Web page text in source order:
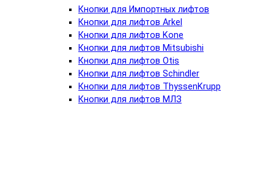
Кнопки для Импортных лифтов
Кнопки для лифтов Arkel
Кнопки для лифтов Kone
Кнопки для лифтов Mitsubishi
Кнопки для лифтов Otis
Кнопки для лифтов Schindler
Кнопки для лифтов ThyssenKrupp
Кнопки для лифтов МЛЗ